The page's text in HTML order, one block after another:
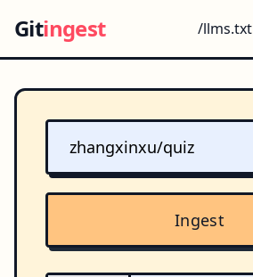
Gitingest /llms.txt
Ingest